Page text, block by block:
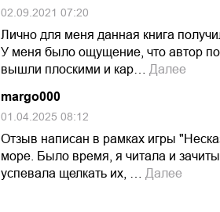
02.09.2021 07:20
Лично для меня данная книга
У меня было ощущение, что автор
вышли плоскими и кар…
Далее
margo000
01.04.2025 08:12
Отзыв написан в рамках игры
море. Было время, я читала и
успевала щелкать их, …
Далее